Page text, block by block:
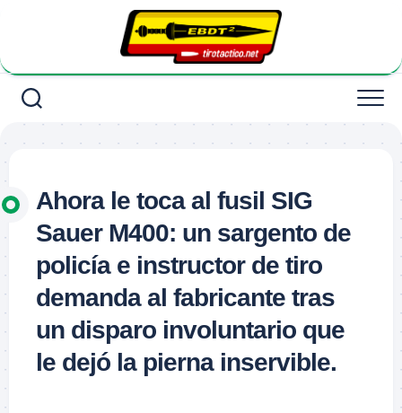
Ahora le toca al fusil SIG
Sauer M400: un sargento de
policía e instructor de tiro
demanda al fabricante tras
un disparo involuntario que
le dejó la pierna inservible.